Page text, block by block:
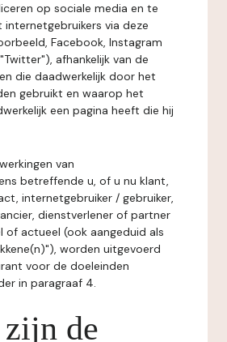
op sociale media en te
via deze
Facebook, Instagram
afhankelijk van de
die daadwerkelijk door het
gebruikt en waarop het
een pagina heeft die hij
van
betreffende u, of u nu klant,
internetgebruiker / gebruiker,
dienstverlener of partner
actueel (ook aangeduid als
worden uitgevoerd
voor de doeleinden
in paragraaf 4.
de